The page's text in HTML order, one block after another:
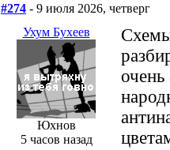
#274 - 9 июля 2026, четверг
Ухум Бухеев
Юхнов
5 часов назад